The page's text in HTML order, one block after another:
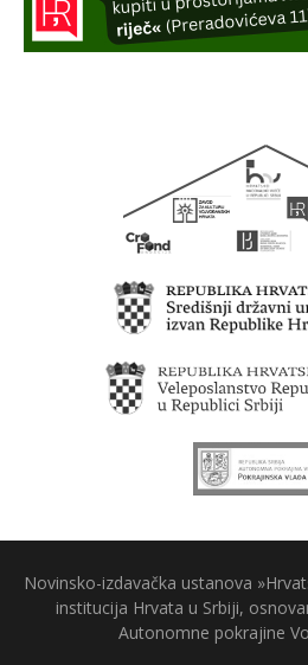
Novinsko-izdavačka ustanova
institucija Hrvata u Srbiji,
Autonomne pokrajine